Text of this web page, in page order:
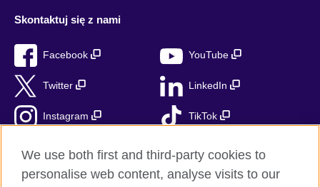
Skontaktuj się z nami
Facebook YouTube
Twitter LinkedIn
Instagram TikTok
We use both first and third-party cookies to
personalise web content, analyse visits to our